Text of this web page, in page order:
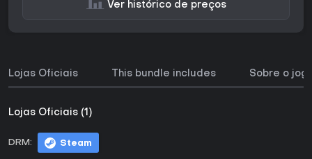
Ver histórico de preços
Lojas Oficiais This bundle includes Sobre o
Lojas Oficiais (1)
DRM: Steam